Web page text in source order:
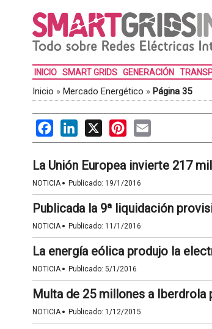
INICIO SMART GRIDS GENERACIÓN
Inicio » Mercado Energético » Página 35
FacebookLinkedIn
X PinterestEmail
La Unión Europea invierte 217
NOTICIA· Publicado: 19/1/2016
Publicada la 9ª liquidación
NOTICIA· Publicado: 11/1/2016
La energía eólica produjo la
NOTICIA· Publicado: 5/1/2016
Multa de 25 millones a
NOTICIA· Publicado: 1/12/2015